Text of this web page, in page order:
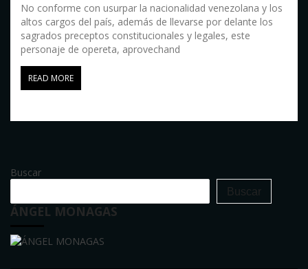
No conforme con usurpar la nacionalidad venezolana y los
altos cargos del país, además de llevarse por delante los
sagrados preceptos constitucionales y legales, este
personaje de opereta, aprovechand
READ MORE
Buscar
Buscar
ÁNGEL MONAGAS